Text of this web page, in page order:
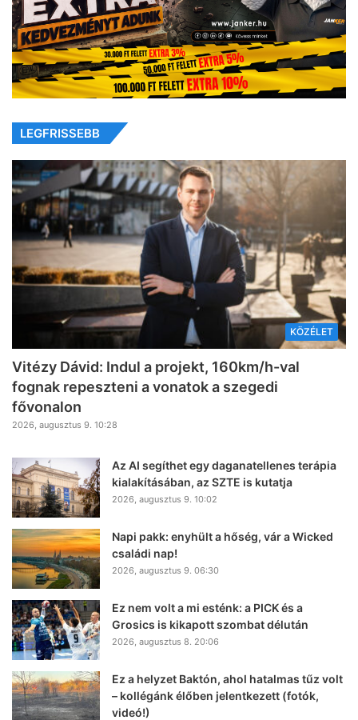
LEGFRISSEBB
KÖZÉLET
Vitézy Dávid: Indul a projekt, 160km/h-val
fognak repeszteni a vonatok a szegedi
fővonalon
2026, augusztus 9. 10:28
Az AI segíthet egy daganatellenes terápia
kialakításában, az SZTE is kutatja
2026, augusztus 9. 10:02
Napi pakk: enyhült a hőség, vár a Wicked
családi nap!
2026, augusztus 9. 06:30
Ez nem volt a mi esténk: a PICK és a
Grosics is kikapott szombat délután
2026, augusztus 8. 20:06
Ez a helyzet Baktón, ahol hatalmas tűz volt
– kollégánk élőben jelentkezett (fotók,
videó!)